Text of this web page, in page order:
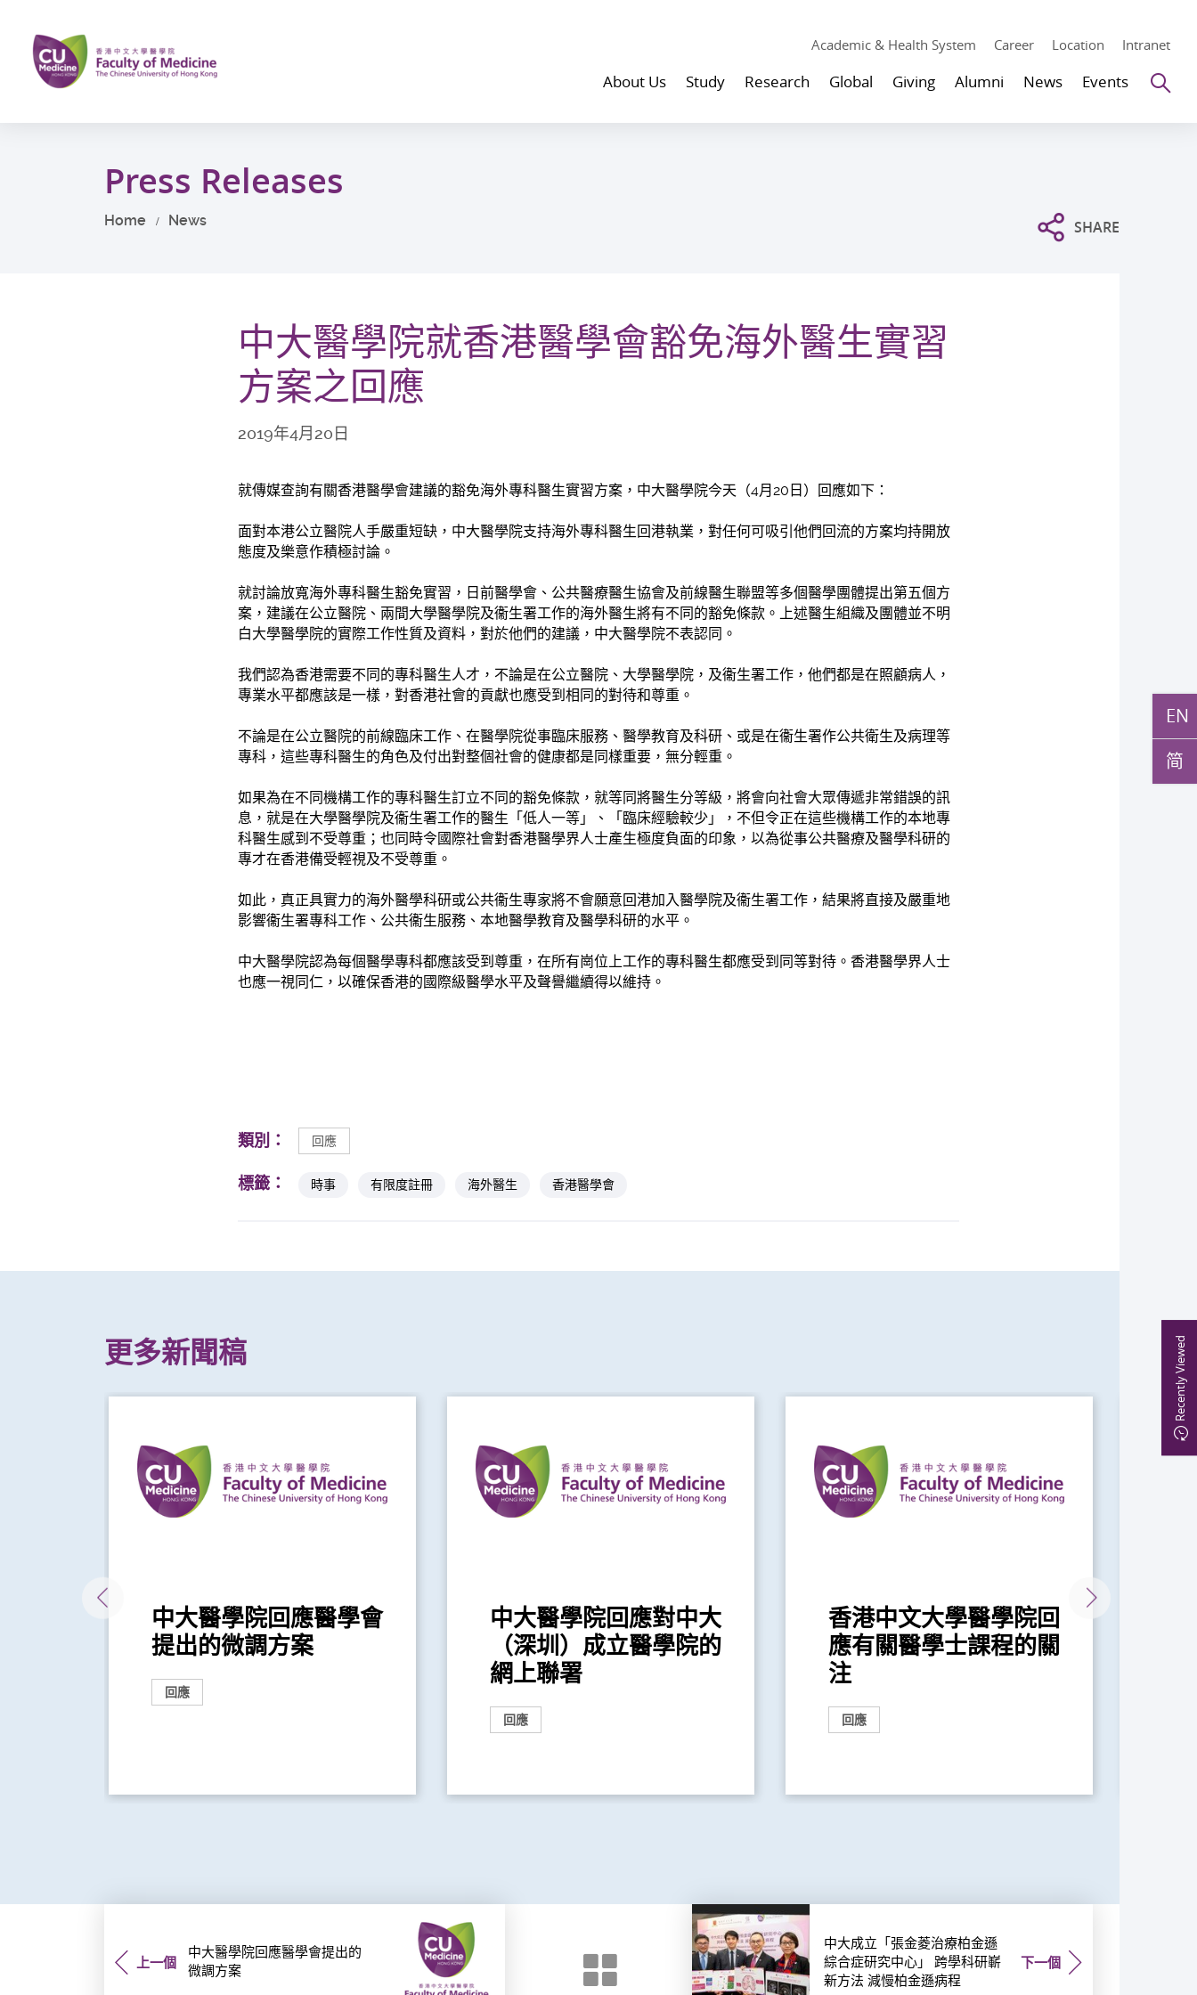
main
content
Academic & Health System Career Location Intranet
About Us Study Research Global Giving Alumni News Events
Recently Viewed
Press Releases
Home News SHARE
EN
简
中大醫學院就香港醫學會豁免海外醫生實習
方案之回應
2019年4月20日
就傳媒查詢有關香港醫學會建議的豁免海外專科醫生實習方案，中大醫學院今天（4月20日）回應如下：
面對本港公立醫院人手嚴重短缺，中大醫學院支持海外專科醫生回港執業，對任何可吸引他們回流的方案均持開放
態度及樂意作積極討論。
就討論放寬海外專科醫生豁免實習，日前醫學會、公共醫療醫生協會及前線醫生聯盟等多個醫學團體提出第五個方
案，建議在公立醫院、兩間大學醫學院及衞生署工作的海外醫生將有不同的豁免條款。上述醫生組織及團體並不明
白大學醫學院的實際工作性質及資料，對於他們的建議，中大醫學院不表認同。
我們認為香港需要不同的專科醫生人才，不論是在公立醫院、大學醫學院，及衞生署工作，他們都是在照顧病人，
專業水平都應該是一樣，對香港社會的貢獻也應受到相同的對待和尊重。
不論是在公立醫院的前線臨床工作、在醫學院從事臨床服務、醫學教育及科研、或是在衞生署作公共衛生及病理等
專科，這些專科醫生的角色及付出對整個社會的健康都是同樣重要，無分輕重。
如果為在不同機構工作的專科醫生訂立不同的豁免條款，就等同將醫生分等級，將會向社會大眾傳遞非常錯誤的訊
息，就是在大學醫學院及衞生署工作的醫生「低人一等」、「臨床經驗較少」，不但令正在這些機構工作的本地專
科醫生感到不受尊重；也同時令國際社會對香港醫學界人士產生極度負面的印象，以為從事公共醫療及醫學科研的
專才在香港備受輕視及不受尊重。
如此，真正具實力的海外醫學科研或公共衞生專家將不會願意回港加入醫學院及衞生署工作，結果將直接及嚴重地
影響衞生署專科工作、公共衞生服務、本地醫學教育及醫學科研的水平。
中大醫學院認為每個醫學專科都應該受到尊重，在所有崗位上工作的專科醫生都應受到同等對待。香港醫學界人士
也應一視同仁，以確保香港的國際級醫學水平及聲譽繼續得以維持。
類別： 回應
標籤： 時事 有限度註冊 海外醫生 香港醫學會
更多新聞稿
中大醫學院回應醫學會
提出的微調方案
回應
中大醫學院回應對中大
（深圳）成立醫學院的
網上聯署
回應
香港中文大學醫學院回
應有關醫學士課程的關
注
回應
上一個
中大醫學院回應醫學會提出的
微調方案
下一個
中大成立「張金菱治療柏金遜
綜合症研究中心」 跨學科研嶄
新方法 減慢柏金遜病程